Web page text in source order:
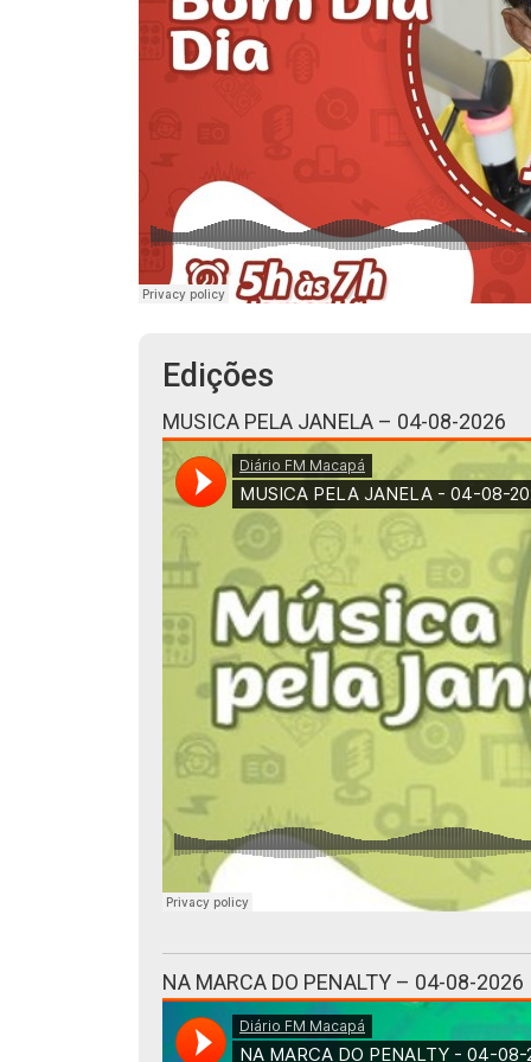
Edições
MUSICA PELA JANELA – 04-08-2026
NA MARCA DO PENALTY – 04-08-2026